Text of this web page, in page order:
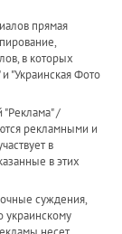
прямая
в которых
"Украинская Фото
"Реклама" /
рекламными и
в
в этих
суждения,
украинскому